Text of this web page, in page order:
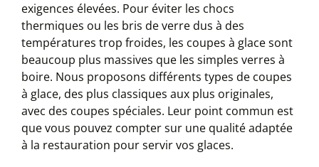
exigences élevées. Pour éviter les chocs
thermiques ou les bris de verre dus à des
températures trop froides, les coupes à glace sont
beaucoup plus massives que les simples verres à
boire. Nous proposons différents types de coupes
à glace, des plus classiques aux plus originales,
avec des coupes spéciales. Leur point commun est
que vous pouvez compter sur une qualité adaptée
à la restauration pour servir vos glaces.